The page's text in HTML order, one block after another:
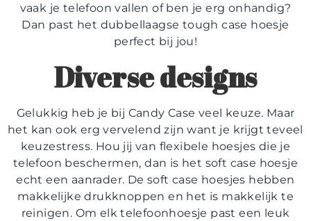
vaak je telefoon vallen of ben je erg onhandig?
Dan past het dubbellaagse tough case hoesje
perfect bij jou!
Diverse designs
Gelukkig heb je bij Candy Case veel keuze. Maar
het kan ook erg vervelend zijn want je krijgt teveel
keuzestress. Hou jij van flexibele hoesjes die je
telefoon beschermen, dan is het soft case hoesje
echt een aanrader. De soft case hoesjes hebben
makkelijke drukknoppen en het is makkelijk te
reinigen. Om elk telefoonhoesje past een leuk